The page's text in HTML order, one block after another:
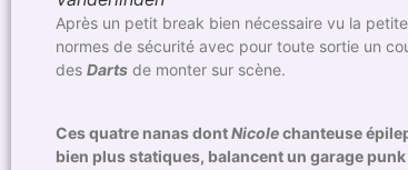
Après un petit break bien nécessaire vu la
normes de sécurité avec pour toute sortie un
des Darts de monter sur scène.
Ces quatre nanas dontNicolechanteuse
bien plus statiques, balancent un garage